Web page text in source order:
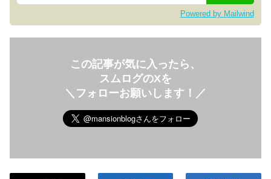
Powered by Mailwind
この記事が気に入ったら、
スムログのXを
＼フォローお願いします！／